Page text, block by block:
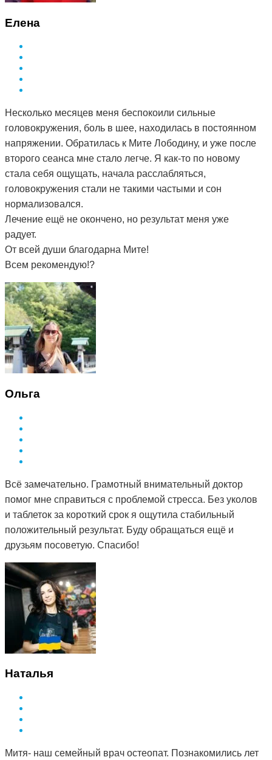
Елена
Несколько месяцев меня беспокоили сильные
головокружения, боль в шее, находилась в постоянном
напряжении. Обратилась к Мите Лободину, и уже после
второго сеанса мне стало легче. Я как-то по новому
стала себя ощущать, начала расслабляться,
головокружения стали не такими частыми и сон
нормализовался.
Лечение ещё не окончено, но результат меня уже
радует.
От всей души благодарна Мите!
Всем рекомендую!?
Ольга
Всё замечательно. Грамотный внимательный доктор
помог мне справиться с проблемой стресса. Без уколов
и таблеток за короткий срок я ощутила стабильный
положительный результат. Буду обращаться ещё и
друзьям посоветую. Спасибо!
Наталья
Митя- наш семейный врач остеопат. Познакомились лет